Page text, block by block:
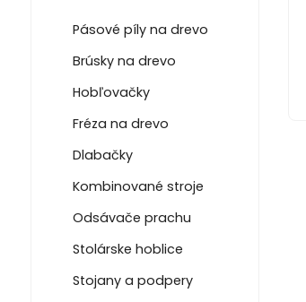
Pásové píly na drevo
Brúsky na drevo
Hobľovačky
Fréza na drevo
Dlabačky
Kombinované stroje
Odsávače prachu
Stolárske hoblice
Stojany a podpery